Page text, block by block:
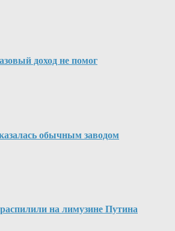
доход не помог
обычным заводом
на лимузине Путина